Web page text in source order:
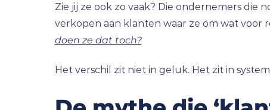
Zie jij ze ook zo vaak? Die ondernemers die
verkopen aan klanten waar ze om wat voor
doen ze dat toch?
Het verschil zit niet in geluk. Het zit in